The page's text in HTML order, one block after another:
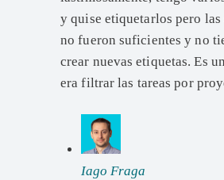
y quise etiquetarlos pero
no fueron suficientes y no
crear nuevas etiquetas. Es
era filtrar las tareas por
Iago Fraga